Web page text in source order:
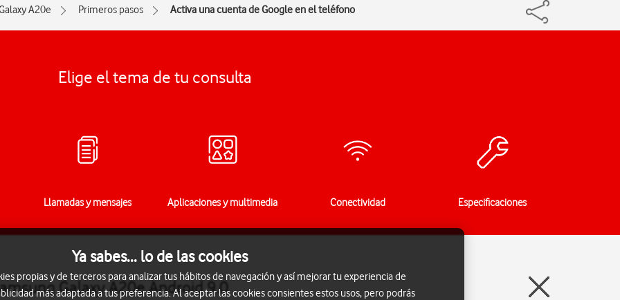
A20e Primeros pasos Activa una cuenta de Google en el teléfono
Elige el tema de tu consulta
Llamadas y mensajes Aplicaciones y multimedia Conectividad Especificaciones
Galaxy A20e Android 9.0
Ya sabes... lo de las cookies
propias y de terceros para analizar tus hábitos de navegación y así mejorar tu experiencia de
más adaptada a tus preferencia. Al aceptar las cookies consientes estos usos, pero podrás